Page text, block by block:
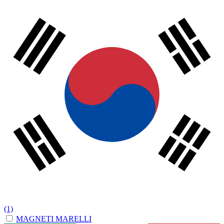
(1)
MAGNETI MARELLI